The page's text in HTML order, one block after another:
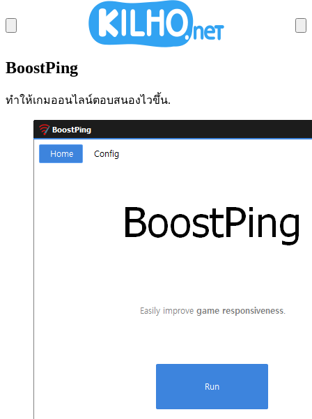
SECRETVIDEO DL
IMAGECONVERTER
BoostPing
ทำให้เกมออนไลน์ตอบสนองไวขึ้น.